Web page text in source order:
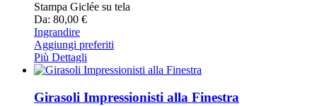
Stampa Giclée su tela
Da: 80,00 €
Ingrandire
Aggiungi preferiti
Più Dettagli
Girasoli Impressionisti alla Finestra